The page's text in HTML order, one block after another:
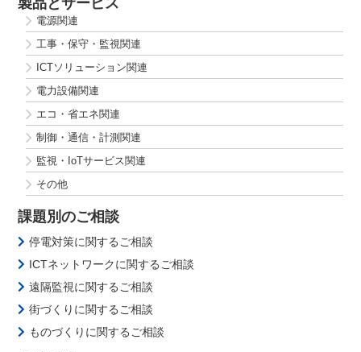
電源関連
工事・保守・監視関連
ICTソリューション関連
電力設備関連
エコ・省エネ関連
制御・通信・計測関連
監視・IoTサービス関連
その他
課題別のご相談
停電対策に関するご相談
ICTネットワークに関するご相談
遠隔監視に関するご相談
街づくりに関するご相談
ものづくりに関するご相談